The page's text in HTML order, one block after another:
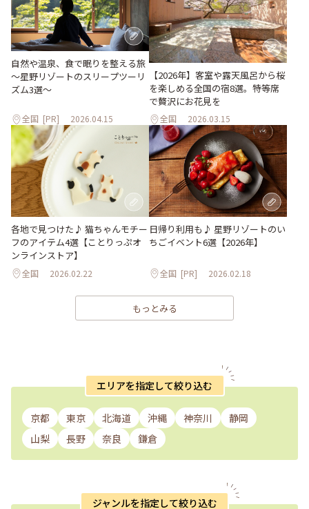
自然や温泉、食で眠りを整える旅
～星野リゾートのスリープツーリ
ズム3選～
全国 [PR] 2026.04.15
【2026年】客室や露天風呂から桜
を楽しめる全国の宿8選。特等席
で贅沢にお花見を
全国 2026.03.15
各地で見つけた♪ 猫ちゃんモチー
フのアイテム4選【ことりっぷオ
ンラインストア】
全国 2026.02.22
日帰り利用も♪ 星野リゾートのい
ちごイベント6選【2026年】
全国 [PR] 2026.02.18
もっとみる
エリアを指定して絞り込む
京都 東京 北海道 沖縄 神奈川
静岡
山梨
長野 奈良 鎌倉
ジャンルを指定して絞り込む